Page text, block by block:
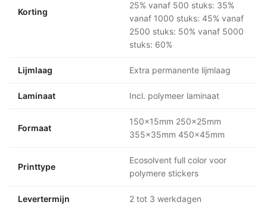
Korting
25% vanaf 500 stuks: 35%
vanaf 1000 stuks: 45% vanaf
2500 stuks: 50% vanaf 5000
stuks: 60%
Lijmlaag Extra permanente lijmlaag
Laminaat Incl. polymeer laminaat
Formaat
150x15mm 250x25mm
355x35mm 450x45mm
Printtype
Ecosolvent full color voor
polymere stickers
Levertermijn 2 tot 3 werkdagen